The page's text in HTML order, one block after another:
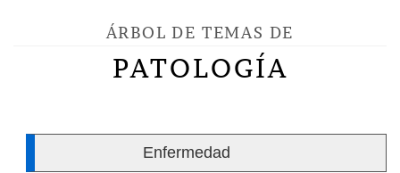
ÁRBOL DE TEMAS DE
PATOLOGÍA
Enfermedad